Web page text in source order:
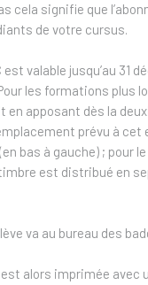
cela signifie que
de votre cursus.
valable jusqu’au 31
les formations plus
en apposant dès la
prévu à
bas à gauche) ; pour
est distribué en
va au bureau des
alors imprimée avec